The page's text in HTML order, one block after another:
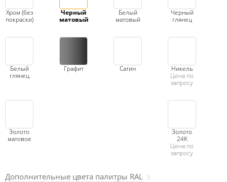
Хром (без
покраски)
Черный
матовый
Белый
матовый
Черный
глянец
Белый
глянец
Графит Сатин
Никель
Цена по
запросу
Золото
матовое
Золото
24K
Цена по
запросу
Дополнительные цвета палитры RAL